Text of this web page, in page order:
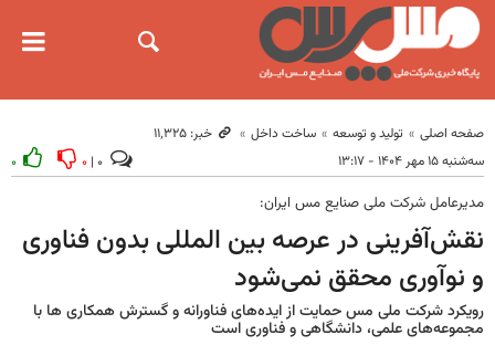
صفحه اصلی تولید و توسعه ساخت داخل
خبر: ۱۱٬۳۲۵
سه‌شنبه ۱۵ مهر ۱۴۰۴ - ۱۳:۱۷
۰ ۰
مدیرعامل شرکت ملی صنایع مس ایران:
نقش‌آفرینی در عرصه بین المللی بدون فناوری
و نوآوری محقق نمی‌شود
رویکرد شرکت ملی مس حمایت از ایده‌های فناورانه و گسترش همکاری ها با
مجموعه‌های علمی، دانشگاهی و فناوری است